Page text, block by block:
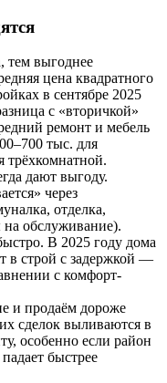
тем выгоднее
цена квадратного
в сентябре 2025
с «вторичкой»
ремонт и мебель
тыс. для
трёхкомнатной.
дают выгоду.
через
отделка,
обслуживание).
В 2025 году дома
в строй с задержкой —
с комфорт-
и продаём дороже
сделок выливаются в
особенно если район
быстрее